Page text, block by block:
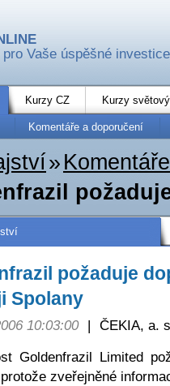
Vaše úspěšné investice
Kurzy CZ Kurzy
Komentáře a doporučení
»
požaduje
Spolany
10:03:00 | ČEKIA, a.
Goldenfrazil Limited
zveřejněné